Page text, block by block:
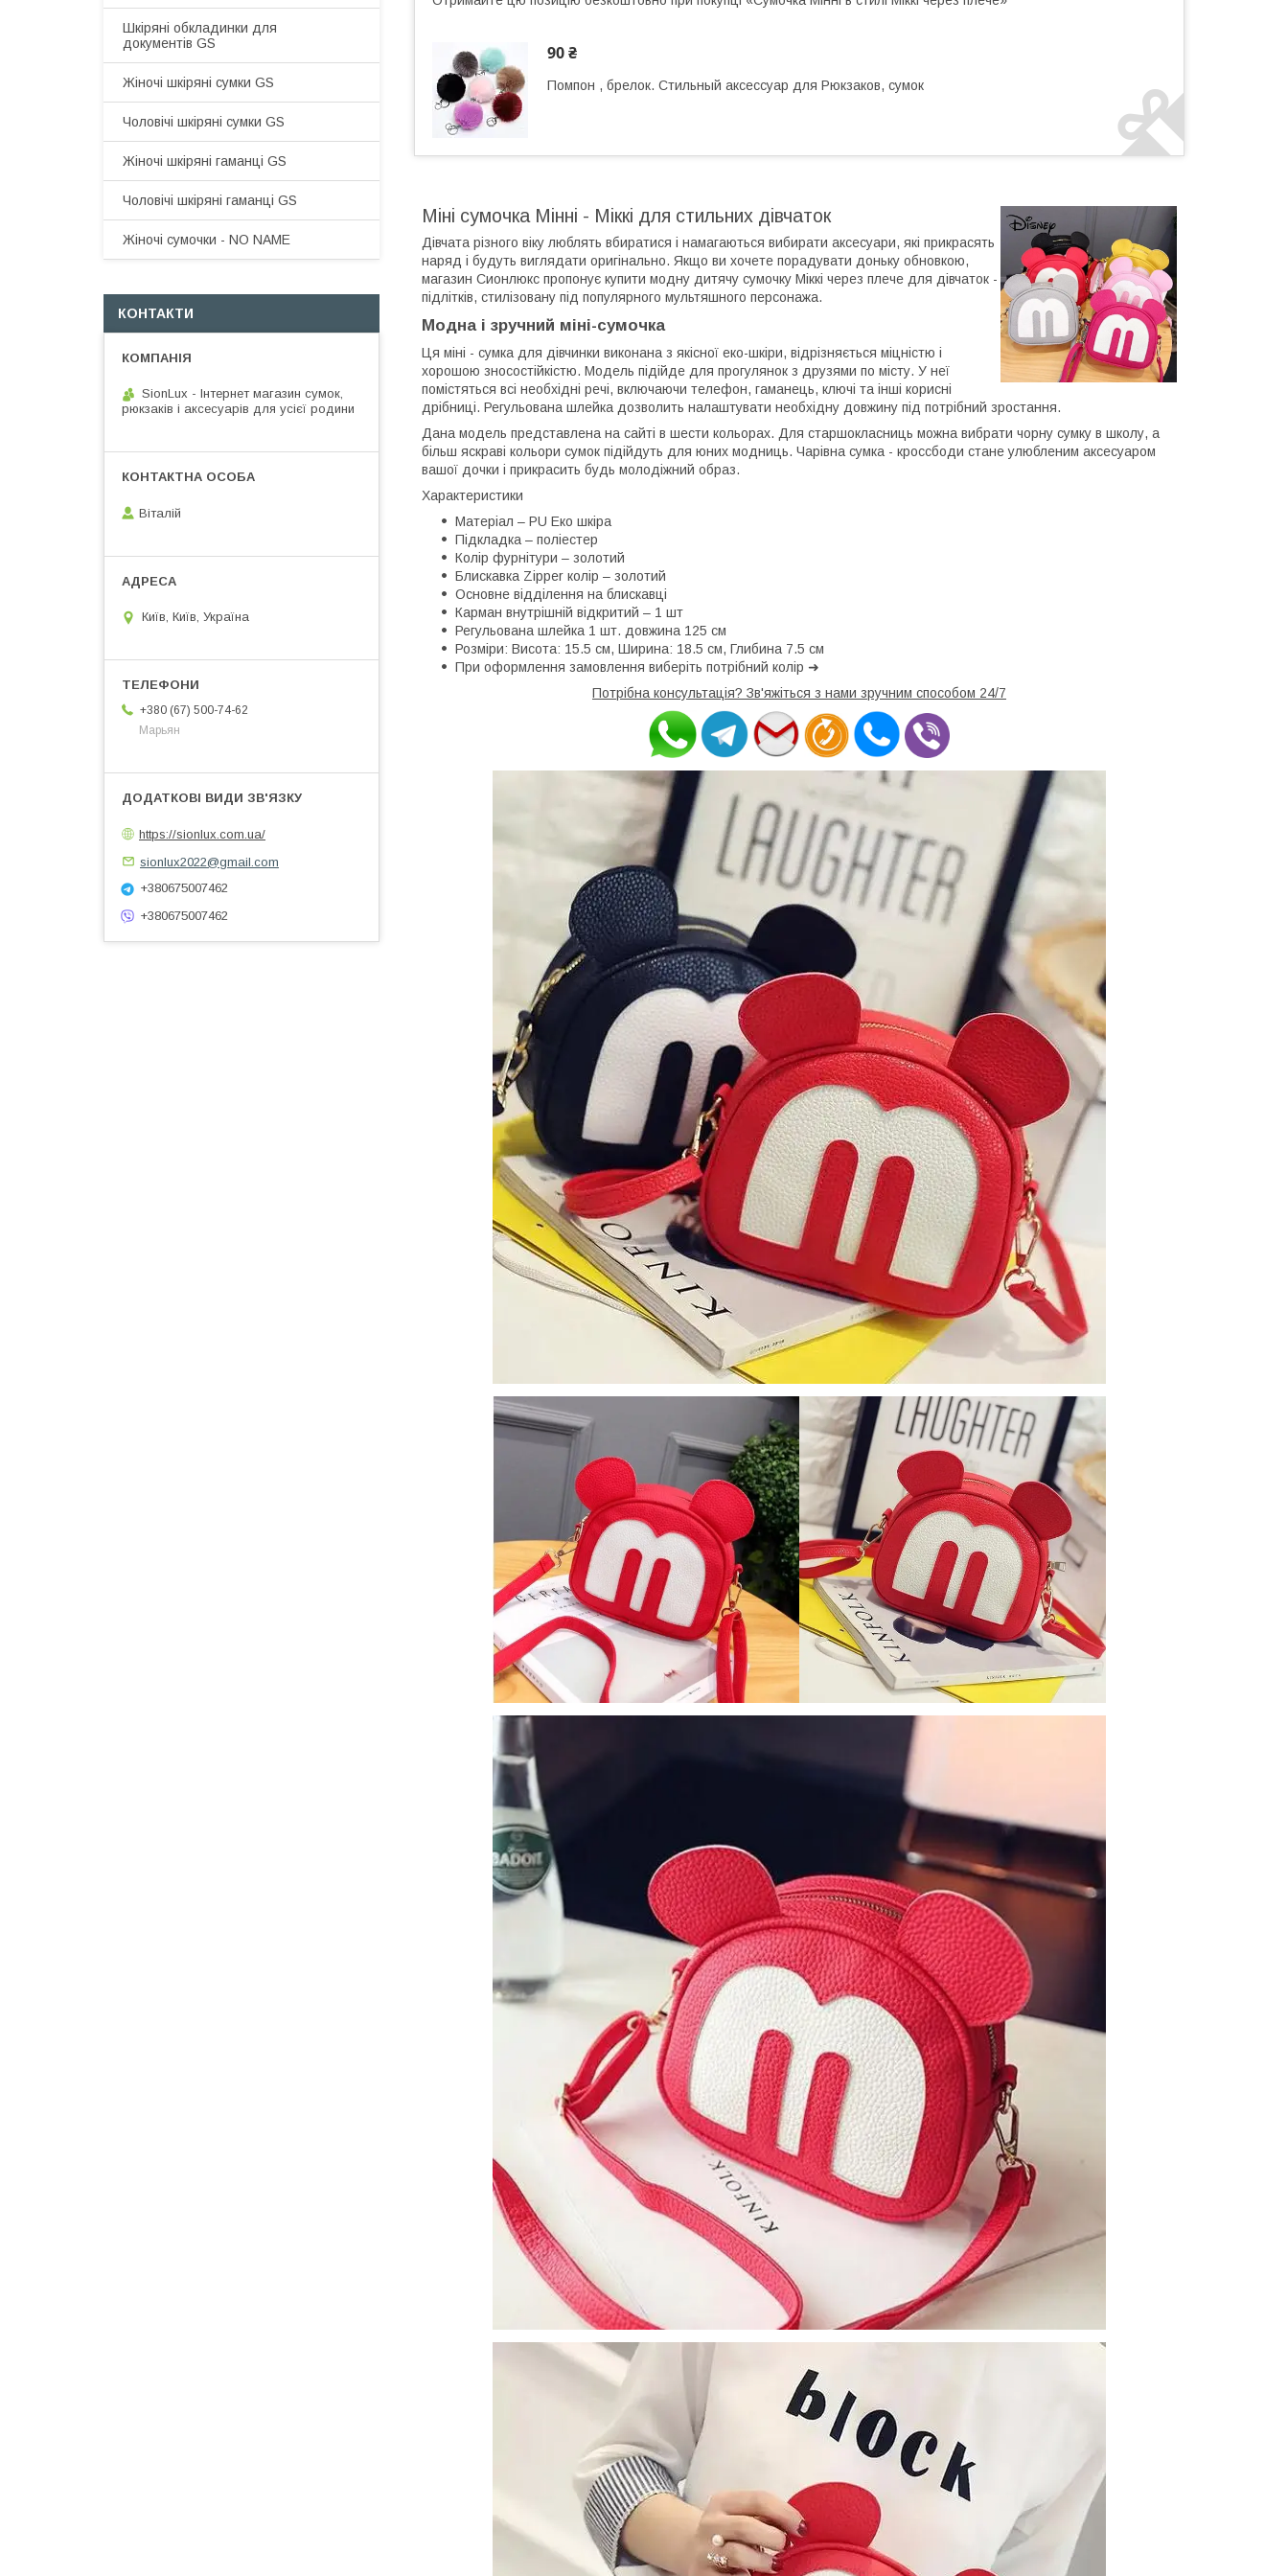
90 ₴
Помпон , брелок. Стильный аксессуар для Рюкзаков, сумок
Міні сумочка Мінні - Міккі для стильних дівчаток
Дівчата різного віку люблять вбиратися і намагаються вибирати аксесуари, які прикрасять
наряд і будуть виглядати оригінально. Якщо ви хочете порадувати доньку обновкою,
магазин Сионлюкс пропонує купити модну дитячу сумочку Міккі через плече для дівчаток -
підлітків, стилізовану під популярного мультяшного персонажа.
Модна і зручний міні-сумочка
Ця міні - сумка для дівчинки виконана з якісної еко-шкіри, відрізняється міцністю і
хорошою зносостійкістю. Модель підійде для прогулянок з друзями по місту. У неї
помістяться всі необхідні речі, включаючи телефон, гаманець, ключі та інші корисні
дрібниці. Регульована шлейка дозволить налаштувати необхідну довжину під потрібний зростання.
Дана модель представлена на сайті в шести кольорах. Для старшокласниць можна вибрати чорну сумку в школу, а
більш яскраві кольори сумок підійдуть для юних модниць. Чарівна сумка - кроссбоди стане улюбленим аксесуаром
вашої дочки і прикрасить будь молодіжний образ.
Характеристики
Матеріал – PU Еко шкіра
Підкладка – поліестер
Колір фурнітури – золотий
Блискавка Zipper колір – золотий
Основне відділення на блискавці
Карман внутрішній відкритий – 1 шт
Регульована шлейка 1 шт. довжина 125 см
Розміри: Висота: 15.5 см, Ширина: 18.5 см, Глибина 7.5 см
При оформлення замовлення виберіть потрібний колір ➜
Потрібна консультація? Зв'яжіться з нами зручним способом 24/7
Шкіряні обкладинки для
документів GS
Жіночі шкіряні сумки GS
Чоловічі шкіряні сумки GS
Жіночі шкіряні гаманці GS
Чоловічі шкіряні гаманці GS
Жіночі сумочки - NO NAME
КОНТАКТИ
SionLux - Інтернет магазин сумок,
рюкзаків і аксесуарів для усієї родини
Віталій
Київ, Київ, Україна
+380 (67) 500-74-62
Марьян
https://sionlux.com.ua/
sionlux2022@gmail.com
+380675007462
+380675007462